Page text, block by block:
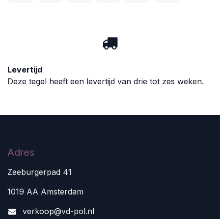
Levertijd
Deze tegel heeft een levertijd van drie tot zes weken.
Adres
Zeeburgerpad 41
1019 AA Amsterdam
verkoop@vd-pol.nl